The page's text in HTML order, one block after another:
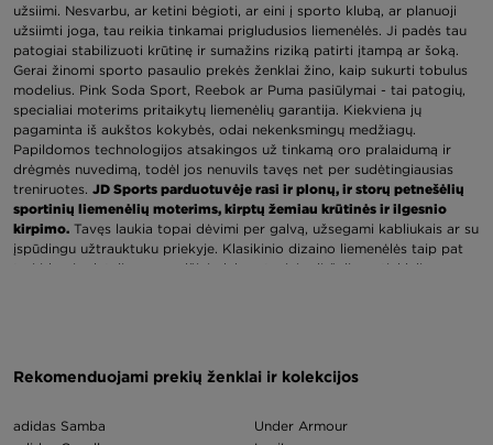
užsiimi. Nesvarbu, ar ketini bėgioti, ar eini į sporto klubą, ar planuoji
užsiimti joga, tau reikia tinkamai prigludusios liemenėlės. Ji padės tau
patogiai stabilizuoti krūtinę ir sumažins riziką patirti įtampą ar šoką.
Gerai žinomi sporto pasaulio prekės ženklai žino, kaip sukurti tobulus
modelius. Pink Soda Sport, Reebok ar Puma pasiūlymai - tai patogių,
specialiai moterims pritaikytų liemenėlių garantija. Kiekviena jų
pagaminta iš aukštos kokybės, odai nekenksmingų medžiagų.
Papildomos technologijos atsakingos už tinkamą oro pralaidumą ir
drėgmės nuvedimą, todėl jos nenuvils tavęs net per sudėtingiausias
treniruotes. JD Sports parduotuvėje rasi ir plonų, ir storų petnešėlių
sportinių liemenėlių moterims, kirptų žemiau krūtinės ir ilgesnio
kirpimo. Tavęs laukia topai dėvimi per galvą, užsegami kabliukais ar su
įspūdingu užtrauktuku priekyje. Klasikinio dizaino liemenėlės taip pat
turi įdomių detalių, pavyzdžiui, dekoratyvinių dirželių ar tinklelio
skirtingą kūną, bet ir skirtingą skonį. Todėl rasi pasiūlymų tiek
Rekomenduojami prekių ženklai ir kolekcijos
adidas Samba
Under Armour